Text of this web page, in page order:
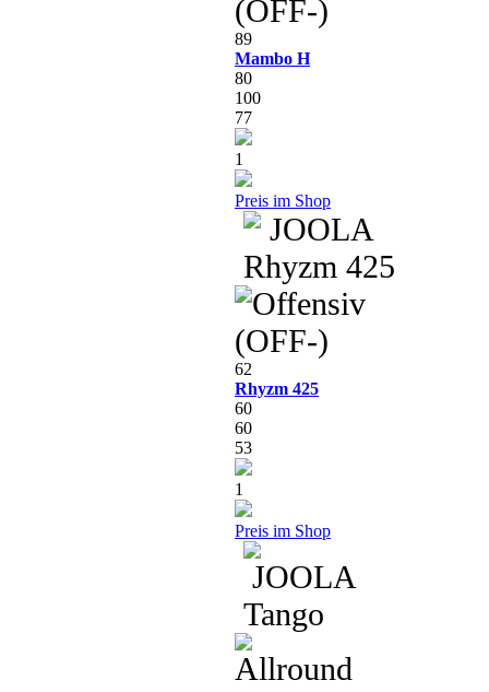
89
Mambo H
80
100
77
1
Preis im Shop
62
Rhyzm 425
60
60
53
1
Preis im Shop